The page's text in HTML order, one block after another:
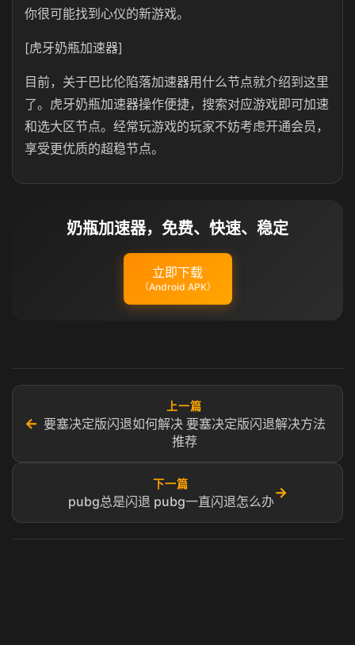
你很可能找到心仪的新游戏。
[虎牙奶瓶加速器]
目前，关于巴比伦陷落加速器用什么节点就介绍到这里
了。虎牙奶瓶加速器操作便捷，搜索对应游戏即可加速
和选大区节点。经常玩游戏的玩家不妨考虑开通会员，
享受更优质的超稳节点。
奶瓶加速器，免费、快速、稳定
立即下载
（Android APK）
←
上一篇
要塞决定版闪退如何解决 要塞决定版闪退解决方法
推荐
下一篇
pubg总是闪退 pubg一直闪退怎么办
→